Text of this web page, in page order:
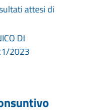
attesi di
DI
2023